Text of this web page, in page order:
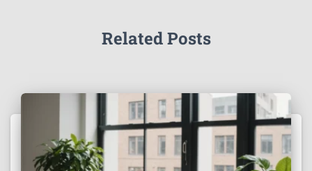
Related Posts